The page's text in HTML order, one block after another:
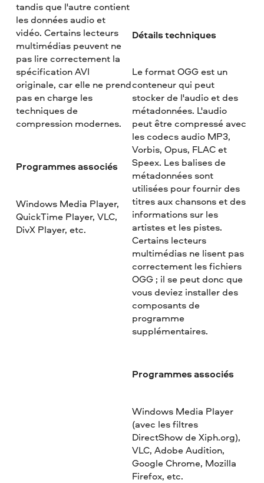
tandis que l'autre contient
les données audio et
vidéo. Certains lecteurs
multimédias peuvent ne
pas lire correctement la
spécification AVI
originale, car elle ne prend
pas en charge les
techniques de
compression modernes.
Programmes associés
Windows Media Player,
QuickTime Player, VLC,
DivX Player, etc.
Détails techniques
Le format OGG est un
conteneur qui peut
stocker de l'audio et des
métadonnées. L'audio
peut être compressé avec
les codecs audio MP3,
Vorbis, Opus, FLAC et
Speex. Les balises de
métadonnées sont
utilisées pour fournir des
titres aux chansons et des
informations sur les
artistes et les pistes.
Certains lecteurs
multimédias ne lisent pas
correctement les fichiers
OGG ; il se peut donc que
vous deviez installer des
composants de
programme
supplémentaires.
Programmes associés
Windows Media Player
(avec les filtres
DirectShow de Xiph.org),
VLC, Adobe Audition,
Google Chrome, Mozilla
Firefox, etc.